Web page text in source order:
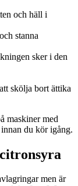
och häll i
stanna
sker i den
skölja bort ättika
maskiner med
du kör igång.
men är